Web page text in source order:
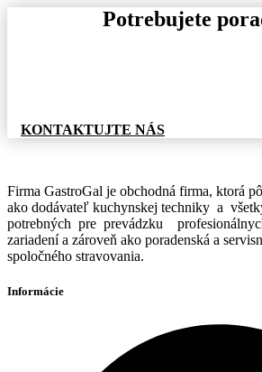
Potrebujete
KONTAKTUJTE NÁS
Firma GastroGal je obchodná firma, ktorá
ako dodávateľ kuchynskej techniky a
potrebných pre prevádzku
zariadení a zároveň ako poradenská a
spoločného stravovania.
Informácie